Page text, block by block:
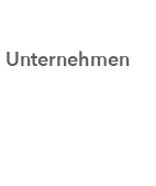
Unternehmen